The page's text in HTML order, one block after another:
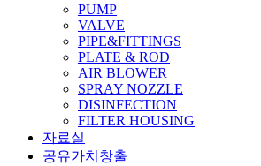
PUMP
VALVE
PIPE&FITTINGS
PLATE & ROD
AIR BLOWER
SPRAY NOZZLE
DISINFECTION
FILTER HOUSING
자료실
공유가치창출